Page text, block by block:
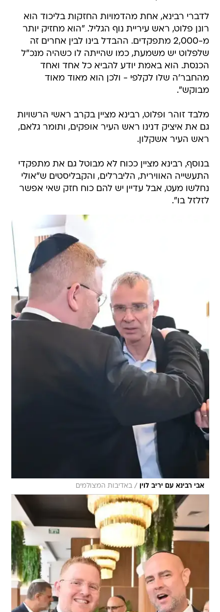
לדברי רבינא, אחת מהדמויות החזקות בליכוד הוא
רונן פלוט, ראש עיריית נוף הגליל. "הוא מחזיק יותר
מ-2,000 מתפקדים. ההבדל בינו לבין אחרים זה
שלפלוט יש משמעת, כמו שהייתה לו כשהיה מנכ"ל
הכנסת. הוא באמת יודע להביא כל אחד ואחד
מהחבר'ה שלו לקלפי - ולכן הוא מאוד מאוד
מבוקש".
מלבד זוהר ופלוט, רבינא מציין בקרב ראשי הרשויות
גם את איציק דנינו ראש העיר אופקים, ותומר גלאם,
ראש העיר אשקלון.
בנוסף, רבינא מציין ככוח לא מבוטל גם את מתפקדי
התעשייה האווירית, הליברלים, והקבליסטים ש"אולי
נחלשו מעט, אבל עדיין יש להם כוח חזק שאי אפשר
לזלזל בו".
אבי רבינא עם יריב לוין / באדיבות המצולמים